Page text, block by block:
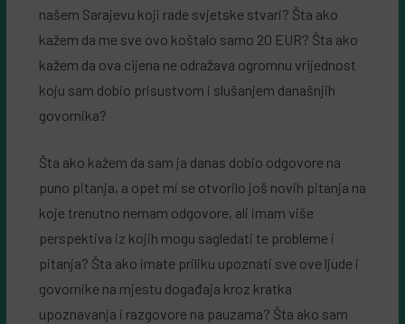
našem Sarajevu koji rade svjetske stvari? Šta ako
kažem da me sve ovo koštalo samo 20 EUR? Šta ako
kažem da ova cijena ne odražava ogromnu vrijednost
koju sam dobio prisustvom i slušanjem današnjih
govornika?
Šta ako kažem da sam ja danas dobio odgovore na
puno pitanja, a opet mi se otvorilo još novih pitanja na
koje trenutno nemam odgovore, ali imam više
perspektiva iz kojih mogu sagledati te probleme i
pitanja? Šta ako imate priliku upoznati sve ove ljude i
govornike na mjestu događaja kroz kratka
upoznavanja i razgovore na pauzama? Šta ako sam